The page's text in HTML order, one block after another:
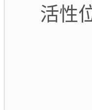
活性